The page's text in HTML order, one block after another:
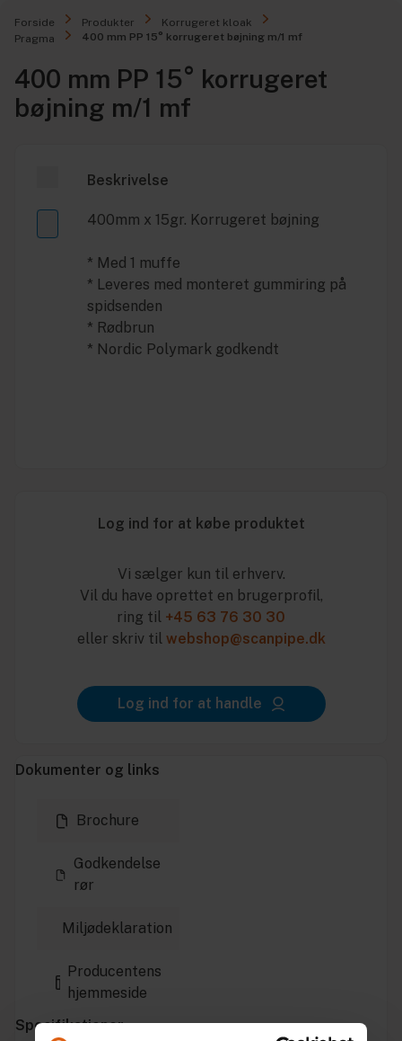
Forside Produkter
Korrugeret kloak
Pragma
400 mm PP 15° korrugeret bøjning m/1 mf
400 mm PP 15° korrugeret
bøjning m/1 mf
Beskrivelse
400mm x 15gr. Korrugeret bøjning
* Med 1 muffe
* Leveres med monteret gummiring på
spidsenden
* Rødbrun
* Nordic Polymark godkendt
Log ind for at købe produktet
Vi sælger kun til erhverv.
Vil du have oprettet en brugerprofil,
ring til +45 63 76 30 30
eller skriv til webshop@scanpipe.dk
Log ind for at handle
Dokumenter og links
Brochure
Godkendelse
rør
Miljødeklaration
Producentens
hjemmeside
Specifikationer